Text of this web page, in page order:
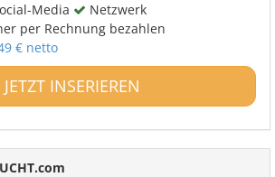
Media
Netzwerk
per Rechnung bezahlen
€ netto
JETZT INSERIEREN